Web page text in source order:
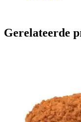
Gerelateerde